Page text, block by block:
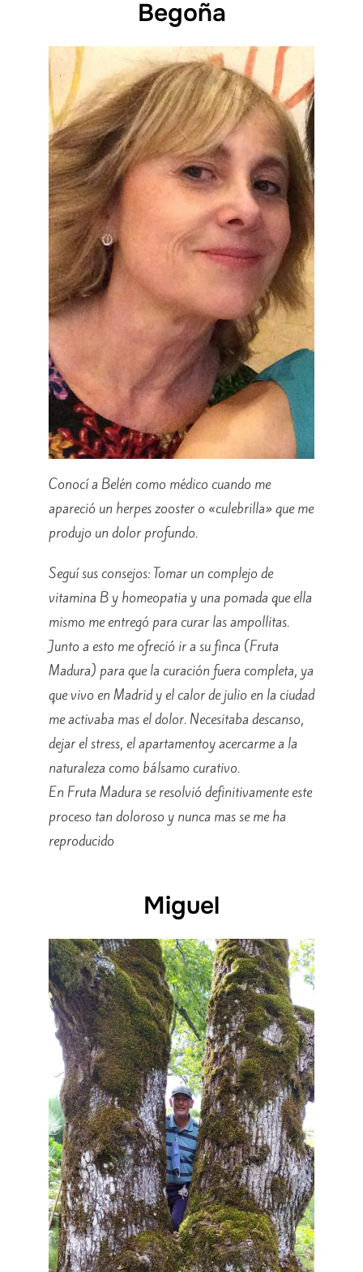
Begoña
Conocí a Belén como médico cuando me
apareció un herpes zooster o «culebrilla» que me
produjo un dolor profundo.
Seguí sus consejos: Tomar un complejo de
vitamina B y homeopatia y una pomada que ella
mismo me entregó para curar las ampollitas.
Junto a esto me ofreció ir a su finca (Fruta
Madura) para que la curación fuera completa, ya
que vivo en Madrid y el calor de julio en la ciudad
me activaba mas el dolor. Necesitaba descanso,
dejar el stress, el apartamentoy acercarme a la
naturaleza como bálsamo curativo.
En Fruta Madura se resolvió definitivamente este
proceso tan doloroso y nunca mas se me ha
reproducido
Miguel